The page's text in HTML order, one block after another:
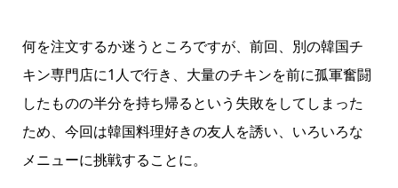
何を注文するか迷うところですが、前回、別の韓国チ
キン専門店に1人で行き、大量のチキンを前に孤軍奮闘
したものの半分を持ち帰るという失敗をしてしまった
ため、今回は韓国料理好きの友人を誘い、いろいろな
メニューに挑戦することに。